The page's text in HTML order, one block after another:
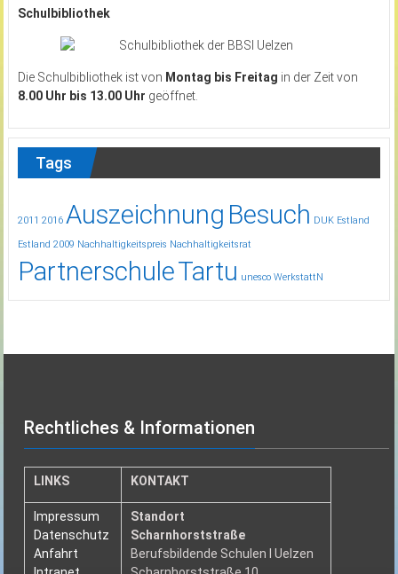
Schulbibliothek
Die Schulbibliothek ist von Montag bis Freitag in der Zeit von
8.00 Uhr bis 13.00 Uhr geöffnet.
Tags
2011 2016 Auszeichnung Besuch DUK Estland
Estland 2009 Nachhaltigkeitspreis Nachhaltigkeitsrat
PartnerschuleTartu unesco WerkstattN
Rechtliches & Informationen
LINKS KONTAKT
Impressum
Datenschutz
Anfahrt
Standort
Scharnhorststraße
Berufsbildende Schulen I Uelzen